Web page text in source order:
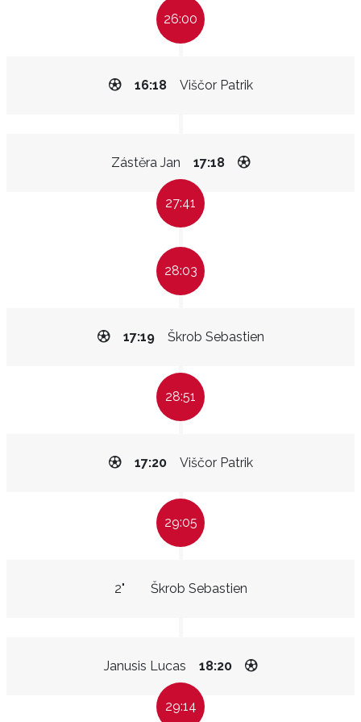
26:00
Viščor Patrik
16:18
Zástěra Jan 17:18
27:41
28:03
Škrob Sebastien
17:19
28:51
Viščor Patrik
17:20
29:05
Škrob Sebastien
2"
Janusis Lucas 18:20
29:14